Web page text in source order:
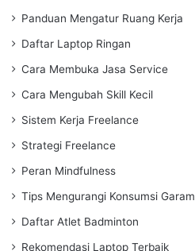
Panduan Mengatur Ruang Kerja
Daftar Laptop Ringan
Cara Membuka Jasa Service
Cara Mengubah Skill Kecil
Sistem Kerja Freelance
Strategi Freelance
Peran Mindfulness
Tips Mengurangi Konsumsi Garam
Daftar Atlet Badminton
Rekomendasi Laptop Terbaik